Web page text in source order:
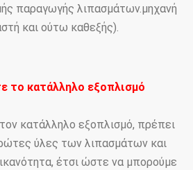
παραγωγής λιπασμάτων.μηχανή
και ούτω καθεξής).
το κατάλληλο εξοπλισμό
κατάλληλο εξοπλισμό, πρέπει
ύλες των λιπασμάτων και
έτσι ώστε να μπορούμε